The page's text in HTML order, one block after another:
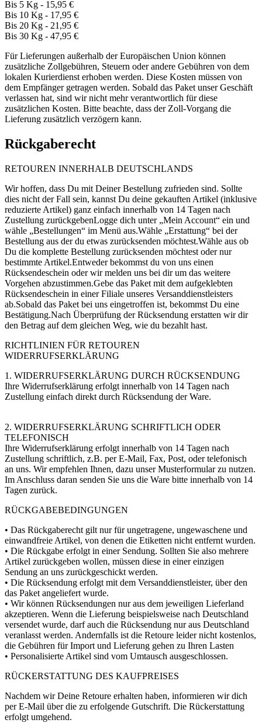
Bis 5 Kg - 15,95 €
Bis 10 Kg - 17,95 €
Bis 20 Kg - 21,95 €
Bis 30 Kg - 47,95 €
Für Lieferungen außerhalb der Europäischen Union können
zusätzliche Zollgebühren, Steuern oder andere Gebühren von dem
lokalen Kurierdienst erhoben werden. Diese Kosten müssen von
dem Empfänger getragen werden. Sobald das Paket unser Geschäft
verlassen hat, sind wir nicht mehr verantwortlich für diese
zusätzlichen Kosten. Bitte beachte, dass der Zoll-Vorgang die
Lieferung zusätzlich verzögern kann.
Rückgaberecht
RETOUREN INNERHALB DEUTSCHLANDS
Wir hoffen, dass Du mit Deiner Bestellung zufrieden sind. Sollte
dies nicht der Fall sein, kannst Du deine gekauften Artikel (inklusive
reduzierte Artikel) ganz einfach innerhalb von 14 Tagen nach
Zustellung zurückgebenLogge dich unter „Mein Account“ ein und
wähle „Bestellungen“ im Menü aus.Wähle „Erstattung“ bei der
Bestellung aus der du etwas zurücksenden möchtest.Wähle aus ob
Du die komplette Bestellung zurücksenden möchtest oder nur
bestimmte Artikel.Entweder bekommst du von uns einen
Rücksendeschein oder wir melden uns bei dir um das weitere
Vorgehen abzustimmen.Gebe das Paket mit dem aufgeklebten
Rücksendeschein in einer Filiale unseres Versanddienstleisters
ab.Sobald das Paket bei uns eingetroffen ist, bekommst Du eine
Bestätigung.Nach Überprüfung der Rücksendung erstatten wir dir
den Betrag auf dem gleichen Weg, wie du bezahlt hast.
RICHTLINIEN FÜR RETOUREN
WIDERRUFSERKLÄRUNG
1. WIDERRUFSERKLÄRUNG DURCH RÜCKSENDUNG
Ihre Widerrufserklärung erfolgt innerhalb von 14 Tagen nach
Zustellung einfach direkt durch Rücksendung der Ware.
2. WIDERRUFSERKLÄRUNG SCHRIFTLICH ODER
TELEFONISCH
Ihre Widerrufserklärung erfolgt innerhalb von 14 Tagen nach
Zustellung schriftlich, z.B. per E-Mail, Fax, Post, oder telefonisch
an uns. Wir empfehlen Ihnen, dazu unser Musterformular zu nutzen.
Im Anschluss daran senden Sie uns die Ware bitte innerhalb von 14
Tagen zurück.
RÜCKGABEBEDINGUNGEN
• Das Rückgaberecht gilt nur für ungetragene, ungewaschene und
einwandfreie Artikel, von denen die Etiketten nicht entfernt wurden.
• Die Rückgabe erfolgt in einer Sendung. Sollten Sie also mehrere
Artikel zurückgeben wollen, müssen diese in einer einzigen
Sendung an uns zurückgeschickt werden.
• Die Rücksendung erfolgt mit dem Versanddienstleister, über den
das Paket angeliefert wurde.
• Wir können Rücksendungen nur aus dem jeweiligen Lieferland
akzeptieren. Wenn die Lieferung beispielsweise nach Deutschland
versendet wurde, darf auch die Rücksendung nur aus Deutschland
veranlasst werden. Andernfalls ist die Retoure leider nicht kostenlos,
die Gebühren für Import und Lieferung gehen zu Ihren Lasten
• Personalisierte Artikel sind vom Umtausch ausgeschlossen.
RÜCKERSTATTUNG DES KAUFPREISES
Nachdem wir Deine Retoure erhalten haben, informieren wir dich
per E-Mail über die zu erfolgende Gutschrift. Die Rückerstattung
erfolgt umgehend.